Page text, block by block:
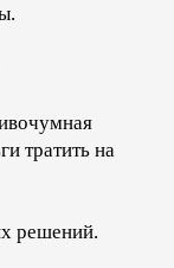
тратить на
решений.